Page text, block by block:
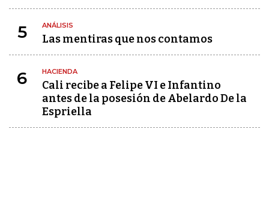
5 ANÁLISIS
Las mentiras que nos contamos
6 HACIENDA
Cali recibe a Felipe VI e Infantino
antes de la posesión de Abelardo De la
Espriella